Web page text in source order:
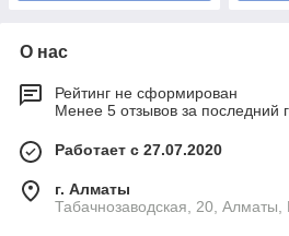
О нас
Рейтинг не сформирован
Менее 5 отзывов за последний
Работает с 27.07.2020
г. Алматы
Табачнозаводская, 20, Алматы,